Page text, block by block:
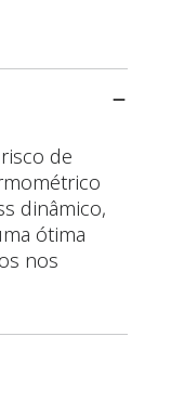
de
dinâmico,
ótima
nos